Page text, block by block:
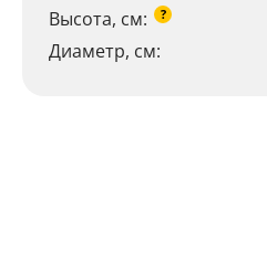
Высота, см: ?
Диаметр, см: